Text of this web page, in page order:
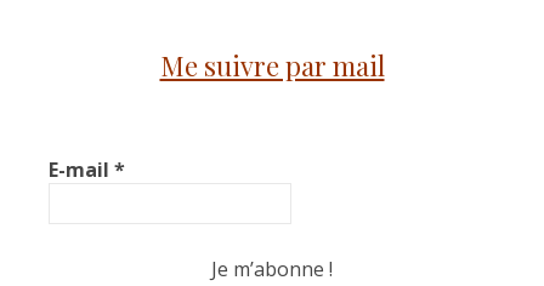
Me suivre par mail
E-mail *